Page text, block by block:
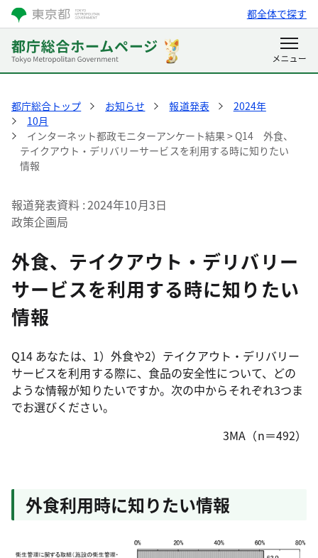
都全体で探す
都庁総合トップ お知らせ 報道発表
2024年
10月
インターネット都政モニターアンケート結果 > Q14 外食、
テイクアウト・デリバリーサービスを利用する時に知りたい
情報
報道発表資料 2024年10月3日
政策企画局
外食、テイクアウト・デリバリー
サービスを利用する時に知りたい
情報
Q14 あなたは、1）外食や2）テイクアウト・デリバリー
サービスを利用する際に、食品の安全性について、どの
ような情報が知りたいですか。次の中からそれぞれ3つま
でお選びください。
3MA（n＝492）
外食利用時に知りたい情報